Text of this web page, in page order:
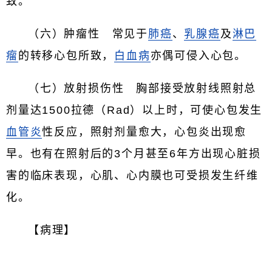
（六）肿瘤性 常见于 肺癌 、乳腺癌 及 淋巴
瘤 的转移心包所致， 白血病亦偶可侵入心包。
（七）放射损伤性 胸部接受放射线照射总
剂量达1500拉德（Rad）以上时，可使心包发生
血管炎性反应，照射剂量愈大，心包炎出现愈
早。也有在照射后的3个月甚至6年方出现心脏损
害的临床表现，心肌、心内膜也可受损发生纤维
化。
【病理】